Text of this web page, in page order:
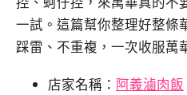
一試。這篇幫你整理好整條
踩雷、不重複，一次收服萬
店家名稱： 阿義滷肉飯